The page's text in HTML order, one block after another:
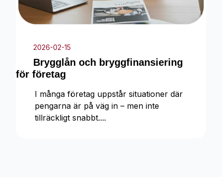
2026-02-15
Brygglån och bryggfinansiering
för företag
I många företag uppstår situationer där
pengarna är på väg in – men inte
tillräckligt snabbt....